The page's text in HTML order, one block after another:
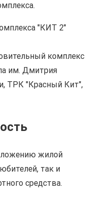
"КИТ 2"
комплекс
им. Дмитрия
ТРК "Красный Кит",
жилой
так и
средства.